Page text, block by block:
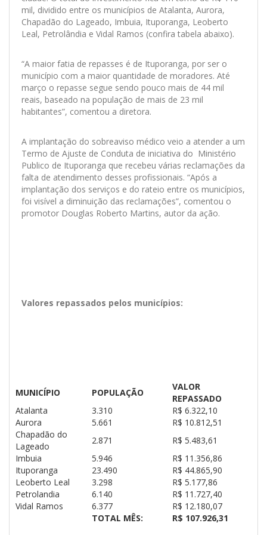
mil, dividido entre os municípios de Atalanta, Aurora,
Chapadão do Lageado, Imbuia, Ituporanga, Leoberto
Leal, Petrolândia e Vidal Ramos (confira tabela abaixo).
“A maior fatia de repasses é de Ituporanga, por ser o
município com a maior quantidade de moradores. Até
março o repasse segue sendo pouco mais de 44 mil
reais, baseado na população de mais de 23 mil
habitantes”, comentou a diretora.
A implantação do sobreaviso médico veio a atender a um
Termo de Ajuste de Conduta de iniciativa do Ministério
Publico de Ituporanga que recebeu várias reclamações da
falta de atendimento desses profissionais. “Após a
implantação dos serviços e do rateio entre os municípios,
foi visível a diminuição das reclamações”, comentou o
promotor Douglas Roberto Martins, autor da ação.
Valores repassados pelos municípios:
MUNICÍPIO POPULAÇÃO
VALOR
REPASSADO
Atalanta
3.310
R$ 6.322,10
Aurora
5.661
R$ 10.812,51
Chapadão do
Lageado
2.871
R$ 5.483,61
Imbuia
5.946
R$ 11.356,86
Ituporanga
23.490
R$ 44.865,90
Leoberto Leal
3.298
R$ 5.177,86
Petrolandia
6.140
R$ 11.727,40
Vidal Ramos
6.377
R$ 12.180,07
TOTAL MÊS:
R$ 107.926,31